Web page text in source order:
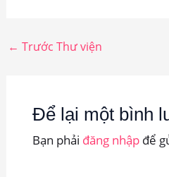
← Trước Thư viện
Để lại một bình
Bạn phải đăng nhậpđể